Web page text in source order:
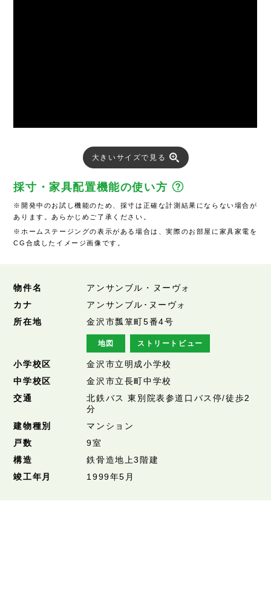
大きいサイズで見る
採寸・家具配置機能の使い方
※開発中のお試し機能のため、採寸は正確な計測結果にならない場合が
あります。あらかじめご了承ください。
※ホームステージングの表示がある場合は、実際のお部屋に家具家電を
CG合成したイメージ画像です。
物件名
アンサンブル・ヌーヴォ
カナ
アンサンブル･ヌーヴォ
所在地
金沢市瓢箪町5番4号
地図 ストリートビュー
小学校区
金沢市立明成小学校
中学校区
金沢市立長町中学校
交通
北鉄バス 東別院表参道口バス停/徒歩2
分
建物種別
マンション
戸数
9室
構造
鉄骨造地上3階建
竣工年月
1999年5月